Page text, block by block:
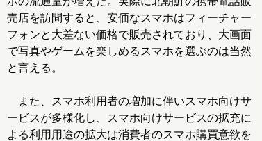
売店を訪問すると、安価なスマホはフィーチャー
フォンと大差ない価格で販売されており、大画面
で写真やゲームを楽しめるスマホを選ぶのは当然
と言える。
また、スマホ利用者の増加に伴いスマホ向けサ
ービスが多様化し、スマホ向けサービスの拡充に
よる利用用途の拡大は消費者のスマホ購買意欲を